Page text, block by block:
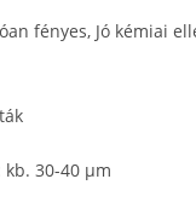
fényes, Jó kémiai
30-40 μm